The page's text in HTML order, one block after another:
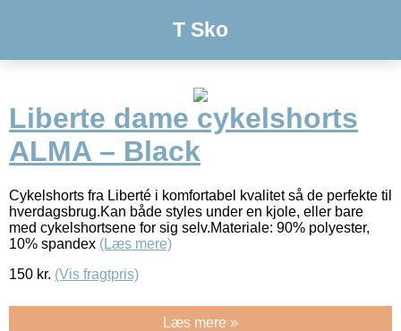
T Sko
Liberte dame cykelshorts
ALMA – Black
Cykelshorts fra Liberté i komfortabel kvalitet så de perfekte til
hverdagsbrug.Kan både styles under en kjole, eller bare
med cykelshortsene for sig selv.Materiale: 90% polyester,
10% spandex (Læs mere)
150 kr. (Vis fragtpris)
Læs mere »